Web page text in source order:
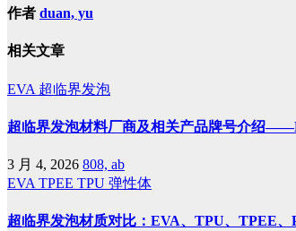
作者 duan, yu
相关文章
EVA 超临界发泡
超临界发泡材料厂商及相关产品牌号介绍
3 月 4, 2026 808, ab
EVA TPEE TPU 弹性体
超临界发泡材质对比：EVA、TPU、TPEE、